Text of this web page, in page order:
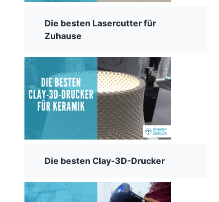
Die besten Lasercutter für
Zuhause
Die besten Clay-3D-Drucker